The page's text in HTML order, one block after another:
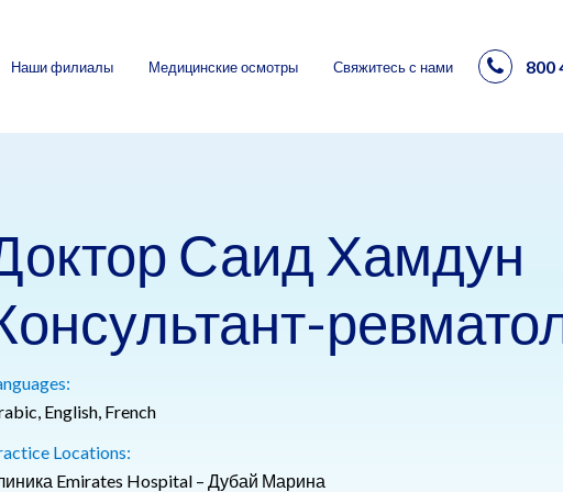
Наши филиалы Медицинские осмотры Свяжитесь с нами 800
Саид Хамдун
English, French
Locations:
Emirates Hospital – Дубай Марина